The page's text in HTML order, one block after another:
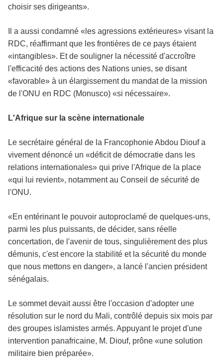
choisir ses dirigeants».
Il a aussi condamné «les agressions extérieures» visant la
RDC, réaffirmant que les frontières de ce pays étaient
«intangibles». Et de souligner la nécessité d'accroître
l'efficacité des actions des Nations unies, se disant
«favorable» à un élargissement du mandat de la mission
de l'ONU en RDC (Monusco) «si nécessaire».
L'Afrique sur la scène internationale
Le secrétaire général de la FrancophonieAbdou Dioufa
vivement dénoncé un «déficit de démocratie dans les
relations internationales» qui prive l'Afrique de la place
«qui lui revient», notamment au Conseil de sécurité de
l'ONU.
«En entérinant le pouvoir autoproclamé de quelques-uns,
parmi les plus puissants, de décider, sans réelle
concertation, de l'avenir de tous, singulièrement des plus
démunis, c'est encore la stabilité et la sécurité du monde
que nous mettons en danger», a lancé l'ancien président
sénégalais.
Le sommet devait aussi être l'occasion d'adopter une
résolution sur le nord du Mali, contrôlé depuis six mois par
des groupes islamistes armés. Appuyant le projet d'une
intervention panafricaine, M. Diouf, prône «une solution
militaire bien préparée».